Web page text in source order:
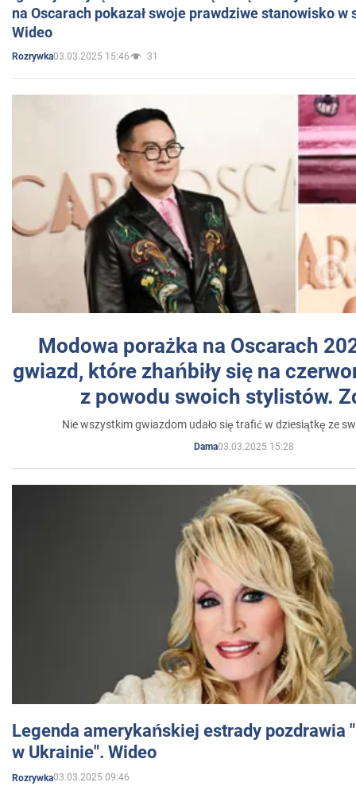
na Oscarach pokazał swoje prawdziwe stanowisko w
Wideo
Rozrywka03.03.2025 15:46 31
Modowa porażka na Oscarach
gwiazd, które zhańbiły się na
z powodu swoich stylistów.
Nie wszystkim gwiazdom udało się trafić w dziesiątkę ze
Dama03.03.2025 15:28
Legenda amerykańskiej estrady pozdrawia
w Ukrainie". Wideo
Rozrywka03.03.2025 09:46